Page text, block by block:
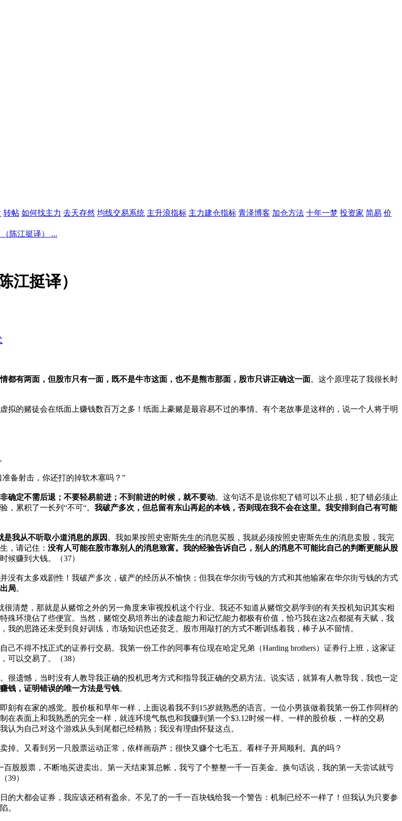
转帖 如何找主力 去天存然 均线交易系统 主升浪指标 主力建仓指标 青泽博客 加仓方法 十年一梦 投资家 简易 价
陈江挺译） ...
江挺译）
都有两面，但股市只有一面，既不是牛市这面，也不是熊市那面，股市只讲正确这一面。这个原理花了我很长时
的赌徒会在纸面上赚钱数百万之多！纸面上豪赌是最容易不过的事情。有个老故事是这样的，说一个人将于明
备射击，你还打的掉软木塞吗？”
确定不需后退；不要轻易前进；不到前进的时候，就不要动。这句话不是说你犯了错可以不止损，犯了错必须止
，累积了一长列“不可“。 我破产多次，但总留有东山再起的本钱，否则现在我不会在这里。我安排到自己有可能
我从不听取小道消息的原因 。我如果按照史密斯先生的消息买股，我就必须按照史密斯先生的消息卖股，我完
，请记住： 没有人可能在股市靠别人的消息致富。我的经验告诉自己，别人的消息不可能比自己的判断更能从股
候赚到大钱。（37）
没有太多戏剧性！我破产多次，破产的经历从不愉快；但我在华尔街亏钱的方式和其他输家在华尔街亏钱的方式
局。
清楚，那就是从赌馆之外的另一角度来审视投机这个行业。我还不知道从赌馆交易学到的有关投机知识其实相
殊环境佔了些便宜。当然，赌馆交易培养出的读盘能力和记忆能力都极有价值，恰巧我在这2点都挺有天赋，我
的思路还未受到良好训练，市场知识也还贫乏。股市用敲打的方式不断训练着我，棒子从不留情。
不得不找正式的证券行交易。我第一份工作的同事有位现在哈定兄弟（Harding brothers）证券行上班，这家证
可以交易了。（38）
很遗憾，当时没有人教导我正确的投机思考方式和指导我正确的交易方法。说实话，就算有人教导我，我也一定
钱，证明错误的唯一方法是亏钱。
有在家的感觉。股价板和早年一样，上面说着我不到15岁就熟悉的语言。一位小男孩做着我第一份工作同样的
表面上和我熟悉的完全一样，就连环境气氛也和我赚到第一个$3.12时候一样。一样的股价板，一样的交易
为自己对这个游戏从头到尾都已经精熟；我没有理由怀疑这点。
掉。又看到另一只股票运动正常，依样画葫芦；很快又赚个七毛五。看样子开局顺利。真的吗？
股股票，不断地买进卖出。第一天结束算总帐，我亏了个整整一千一百美金。换句话说，我的第一天尝试就亏
39）
的大都会证券，我应该还稍有盈余。不见了的一千一百块钱给我一个警告：机制已经不一样了！但我认为只要参
。